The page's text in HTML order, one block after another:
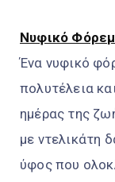
Νυφικό
Ένα νυφικό
πολυτέλεια
ημέρας της
με ντελικάτη
ύφος που